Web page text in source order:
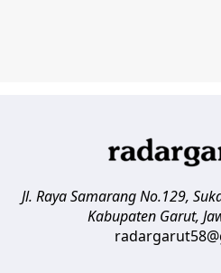
Jl. Raya Samarang No.129,
Kabupaten Garut,